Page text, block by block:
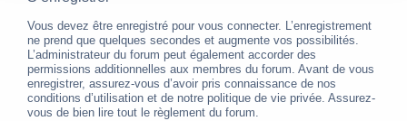
Vous devez être enregistré pour vous connecter. L’enregistrement
ne prend que quelques secondes et augmente vos possibilités.
L’administrateur du forum peut également accorder des
permissions additionnelles aux membres du forum. Avant de vous
enregistrer, assurez-vous d’avoir pris connaissance de nos
conditions d’utilisation et de notre politique de vie privée. Assurez-
vous de bien lire tout le règlement du forum.